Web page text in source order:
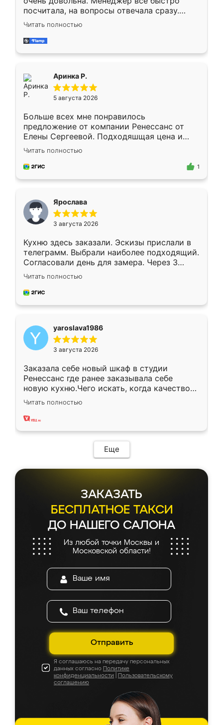
посчитала, на вопросы отвечала сразу.
Замерщик приехал в субботу, подошёл к
делу со всей ответственностью. Собрали
за день, ребята работали аккуратно, даже
Читать полностью
Аринка Р.
5 августа 2026
Больше всех мне понравилось
предложение от компании Ренессанс от
Елены Сергеевой. Подходяшщая цена и
короткие сроки изготовления. Приехавший
для замера сотрудник Владислав
предложил по моему эскизу самый
Читать полностью
1
Ярослава
3 августа 2026
Кухню здесь заказали. Эскизы прислали в
телеграмм. Выбрали наиболее подходящий.
Согласовали день для замера. Через 3
недели кухня была уже готова. Остались
довольны работой. Спасибо Ренессанс
мебель за качественную работу!
Читать полностью
yaroslava1986
3 августа 2026
Заказала себе новый шкаф в студии
Ренессанс где ранее заказывала себе
новую кухню.Чего искать, когда качеством
вполне довольна. Служит кухня уже почти
два года, нареканий нет.
Читать полностью
Еще
ЗАКАЗАТЬ
БЕСПЛАТНОЕ ТАКСИ
ДО НАШЕГО САЛОНА
Из любой точки Москвы и
Московской области!
Отправить
Я соглашаюсь на передачу персональных
данных согласно Политике
конфиденциальности
Пользовательскому
соглашению